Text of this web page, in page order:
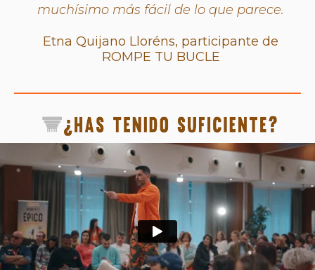
muchísimo más fácil de lo que parece.
Etna Quijano Lloréns, participante de
ROMPE TU BUCLE